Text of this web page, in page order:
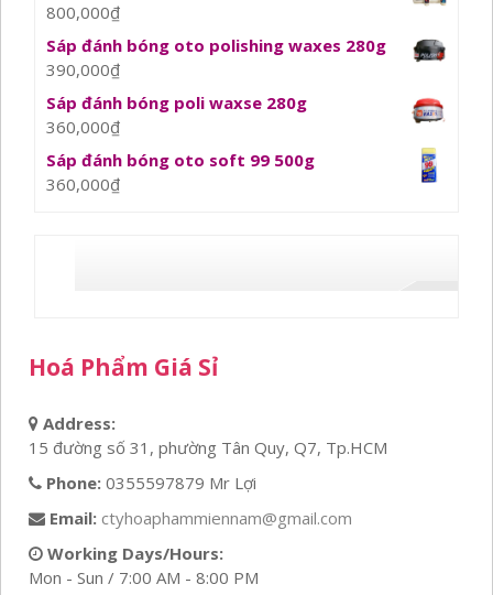
800,000₫
Sáp đánh bóng oto polishing waxes 280g
390,000₫
Sáp đánh bóng poli waxse 280g
360,000₫
Sáp đánh bóng oto soft 99 500g
360,000₫
Hoá Phẩm Giá Sỉ
Address:
15 đường số 31, phường Tân Quy, Q7, Tp.HCM
Phone: 0355597879 Mr Lợi
Email: ctyhoaphammiennam@gmail.com
Working Days/Hours:
Mon - Sun / 7:00 AM - 8:00 PM